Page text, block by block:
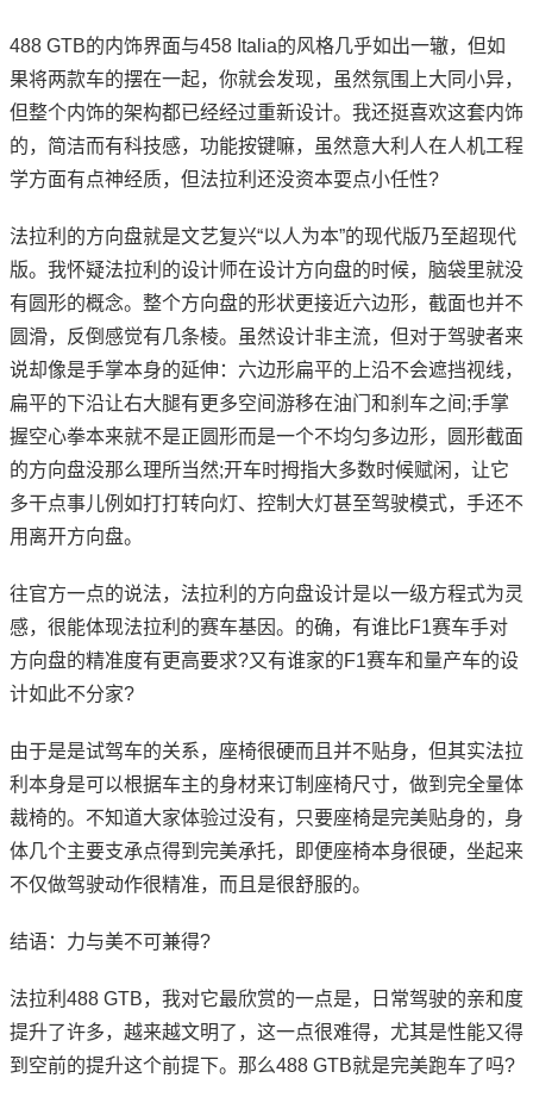
488 GTB的内饰界面与458 Italia的风格几乎如出一辙，但如
果将两款车的摆在一起，你就会发现，虽然氛围上大同小异，
但整个内饰的架构都已经经过重新设计。我还挺喜欢这套内饰
的，简洁而有科技感，功能按键嘛，虽然意大利人在人机工程
学方面有点神经质，但法拉利还没资本耍点小任性?
法拉利的方向盘就是文艺复兴“以人为本”的现代版乃至超现代
版。我怀疑法拉利的设计师在设计方向盘的时候，脑袋里就没
有圆形的概念。整个方向盘的形状更接近六边形，截面也并不
圆滑，反倒感觉有几条棱。虽然设计非主流，但对于驾驶者来
说却像是手掌本身的延伸：六边形扁平的上沿不会遮挡视线，
扁平的下沿让右大腿有更多空间游移在油门和刹车之间;手掌
握空心拳本来就不是正圆形而是一个不均匀多边形，圆形截面
的方向盘没那么理所当然;开车时拇指大多数时候赋闲，让它
多干点事儿例如打打转向灯、控制大灯甚至驾驶模式，手还不
用离开方向盘。
往官方一点的说法，法拉利的方向盘设计是以一级方程式为灵
感，很能体现法拉利的赛车基因。的确，有谁比F1赛车手对
方向盘的精准度有更高要求?又有谁家的F1赛车和量产车的设
计如此不分家?
由于是是试驾车的关系，座椅很硬而且并不贴身，但其实法拉
利本身是可以根据车主的身材来订制座椅尺寸，做到完全量体
裁椅的。不知道大家体验过没有，只要座椅是完美贴身的，身
体几个主要支承点得到完美承托，即便座椅本身很硬，坐起来
不仅做驾驶动作很精准，而且是很舒服的。
结语：力与美不可兼得?
法拉利488 GTB，我对它最欣赏的一点是，日常驾驶的亲和度
提升了许多，越来越文明了，这一点很难得，尤其是性能又得
到空前的提升这个前提下。那么488 GTB就是完美跑车了吗?